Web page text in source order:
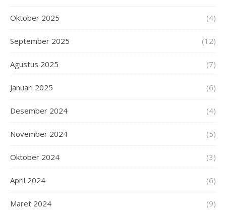
Oktober 2025 (4)
September 2025 (12)
Agustus 2025 (7)
Januari 2025 (6)
Desember 2024 (4)
November 2024 (5)
Oktober 2024 (3)
April 2024 (6)
Maret 2024 (9)